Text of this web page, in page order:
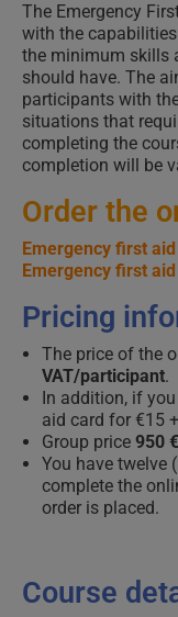
The Emergency
with the
the minimum skills
should have. The
participants with
situations that
completing the
completion will be
Order the
Emergency first
Emergency first
Pricing
The price of the
VAT/participant.
In addition, if
aid card for €15 +
Group price950
You have twelve
complete the
order is placed.
Course